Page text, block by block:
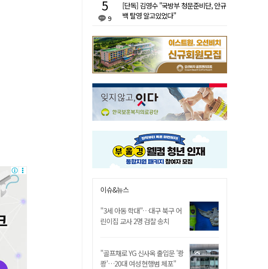
9
[단독] 김영수 "국방부 청문준비단, 안규
백 탈영 알고있었다"
이슈&뉴스
"3세 아동 학대"…대구 북구 어
린이집 교사 2명 검찰 송치
"골프채로 YG 신사옥 출입문 '쾅
쾅'…20대 여성 현행범 체포"